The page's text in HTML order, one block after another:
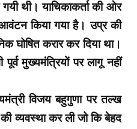
थी। याचिकाकर्ता की ओर
किया गया है। उप्र की
घोषित करार कर दिया था।
मुख्यमंत्रियों पर लागू नहीं
विजय बहुगुणा पर तल्ख
व्यवस्था कर ली जो कि बेहद